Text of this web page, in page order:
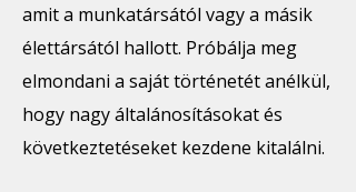
amit a munkatársától vagy a másik
élettársától hallott. Próbálja meg
elmondani a saját történetét anélkül,
hogy nagy általánosításokat és
következtetéseket kezdene kitalálni.